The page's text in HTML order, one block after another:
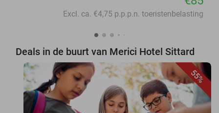
Excl. ca. €4,75 p.p.p.n. toeristenbelasting
Deals in de buurt van Merici Hotel Sittard
55%